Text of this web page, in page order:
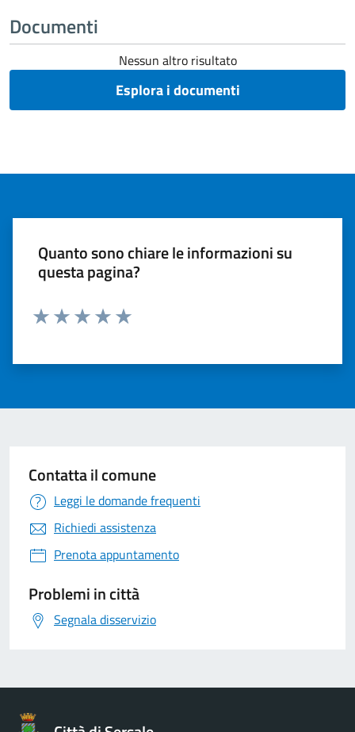
Documenti
Nessun altro risultato
Esplora i documenti
Quanto sono chiare le informazioni su
questa pagina?
Contatta il comune
Leggi le domande frequenti
Richiedi assistenza
Prenota appuntamento
Problemi in città
Segnala disservizio